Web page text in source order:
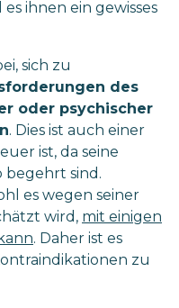
ihnen ein gewisses
sich zu
des
oder psychischer
. Dies ist auch einer
ist, da seine
begehrt sind.
es wegen seiner
wird, mit einigen
. Daher ist es
zu